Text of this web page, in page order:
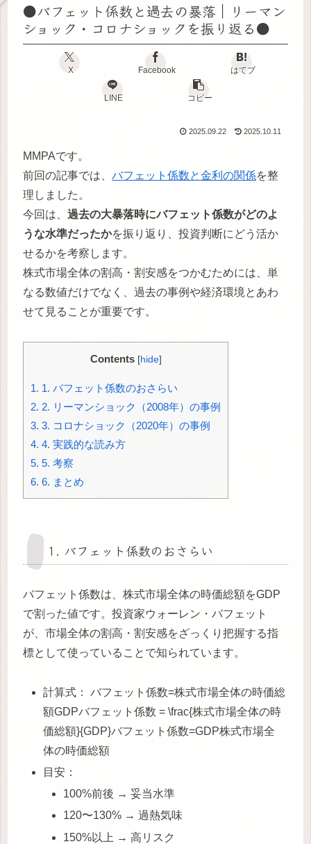
●バフェット係数と過去の暴落｜リーマン
ショック・コロナショックを振り返る●
X Facebook はてブ
LINE コピー
2025.09.22 2025.10.11
MMPAです。
前回の記事では、 バフェット係数と金利の関係を整
理しました。
今回は、 過去の大暴落時にバフェット係数がどのよ
うな水準だったかを振り返り、投資判断にどう活か
せるかを考察します。
株式市場全体の割高・割安感をつかむためには、単
なる数値だけでなく、過去の事例や経済環境とあわ
せて見ることが重要です。
Contents [hide]
1. 1. バフェット係数のおさらい
2. 2. リーマンショック（2008年）の事例
3. 3. コロナショック（2020年）の事例
4. 4. 実践的な読み方
5. 5. 考察
6. 6. まとめ
1. バフェット係数のおさらい
バフェット係数は、株式市場全体の時価総額をGDP
で割った値です。投資家ウォーレン・バフェット
が、市場全体の割高・割安感をざっくり把握する指
標として使っていることで知られています。
計算式： バフェット係数=株式市場全体の時価総
額GDPバフェット係数 = \frac{株式市場全体の時
価総額}{GDP}バフェット係数=GDP株式市場全
体の時価総額​
目安：
100%前後 → 妥当水準
120〜130% → 過熱気味
150%以上 → 高リスク